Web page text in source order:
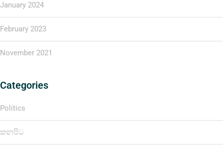
January 2024
February 2023
November 2021
Categories
Politics
කනපිට